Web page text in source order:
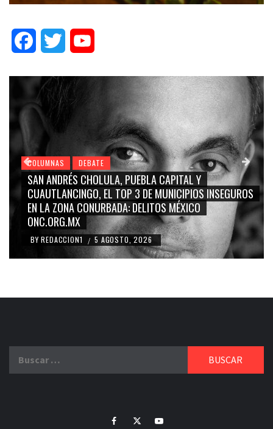
FacebookTwitter
INSEGUROS
COLUMNAS DEBATE
GRACE PALOMARES, NAY SALVATORI,
CARMEN SALINAS “LA CORCHOLATA”,
BLANCO, SILVIA PINAL: LA
RIDICULIZACIÓN DE LA
BY REDACCION1 / 4 AGOSTO, 2026
FacebookTwitterYoutube